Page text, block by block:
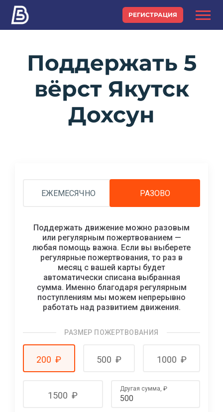
РЕГИСТРАЦИЯ
Поддержать 5
вёрст Якутск
Дохсун
ЕЖЕМЕСЯЧНО РАЗОВО
Поддержать движение можно разовым
или регулярным пожертвованием —
любая помощь важна. Если вы выберете
регулярные пожертвования, то раз в
месяц с вашей карты будет
автоматически списана выбранная
сумма. Именно благодаря регулярным
поступлениям мы можем непрерывно
работать над развитием движения.
РАЗМЕР ПОЖЕРТВОВАНИЯ
200 ₽ 500 ₽ 1000 ₽
1500 ₽
Другая сумма, ₽